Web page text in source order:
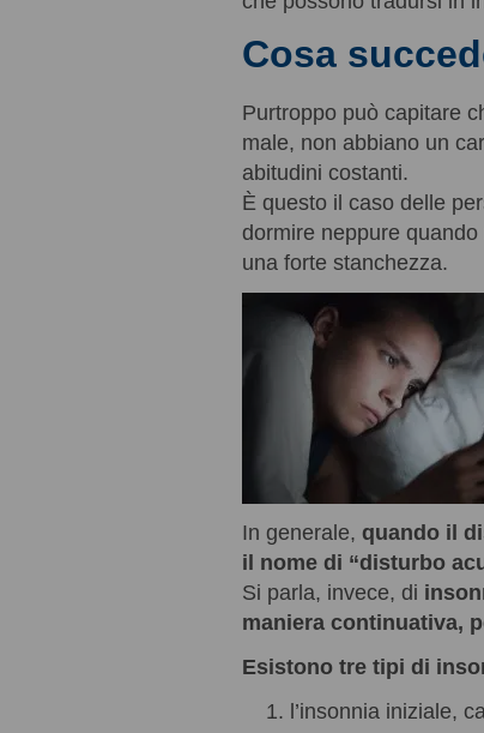
Cosa
Purtroppo può capitare
male, non abbiano un
abitudini costanti.
È questo il caso delle
dormire neppure
una forte stanchezza.
In generale, quando il
il nome di “disturbo
Si parla, invece, di
maniera continuativa,
Esistono tre tipi di
l’insonnia iniziale,